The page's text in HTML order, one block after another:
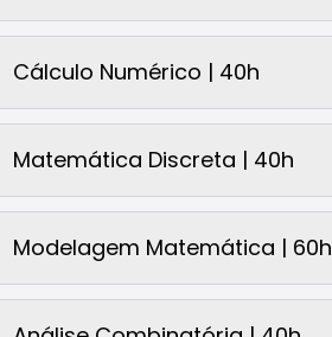
Cálculo Numérico | 40h
Matemática Discreta | 40h
Modelagem Matemática | 60h